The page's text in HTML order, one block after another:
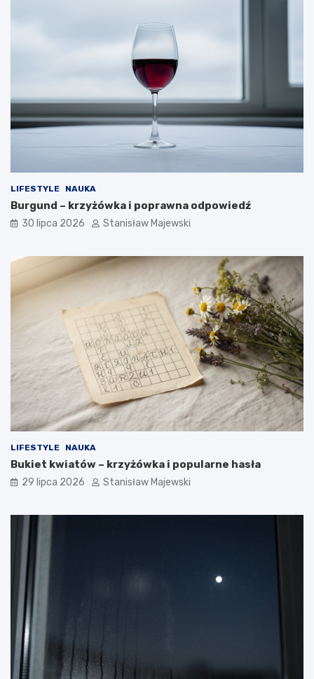
LIFESTYLE NAUKA
Burgund – krzyżówka i poprawna odpowiedź
30 lipca 2026 Stanisław Majewski
LIFESTYLE NAUKA
Bukiet kwiatów – krzyżówka i popularne hasła
29 lipca 2026 Stanisław Majewski